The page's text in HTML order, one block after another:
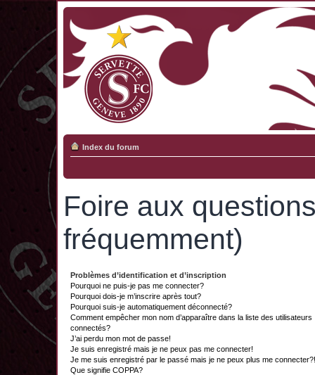
Index du forum
Foire aux
fréquemment)
Problèmes d’identification et d’inscription
Pourquoi ne puis-je pas me connecter?
Pourquoi dois-je m’inscrire après tout?
Pourquoi suis-je automatiquement déconnecté?
Comment empêcher mon nom d’apparaître dans la liste des utilisateurs
connectés?
J’ai perdu mon mot de passe!
Je suis enregistré mais je ne peux pas me connecter!
Je me suis enregistré par le passé mais je ne peux plus me connecter?!
Que signifie COPPA?